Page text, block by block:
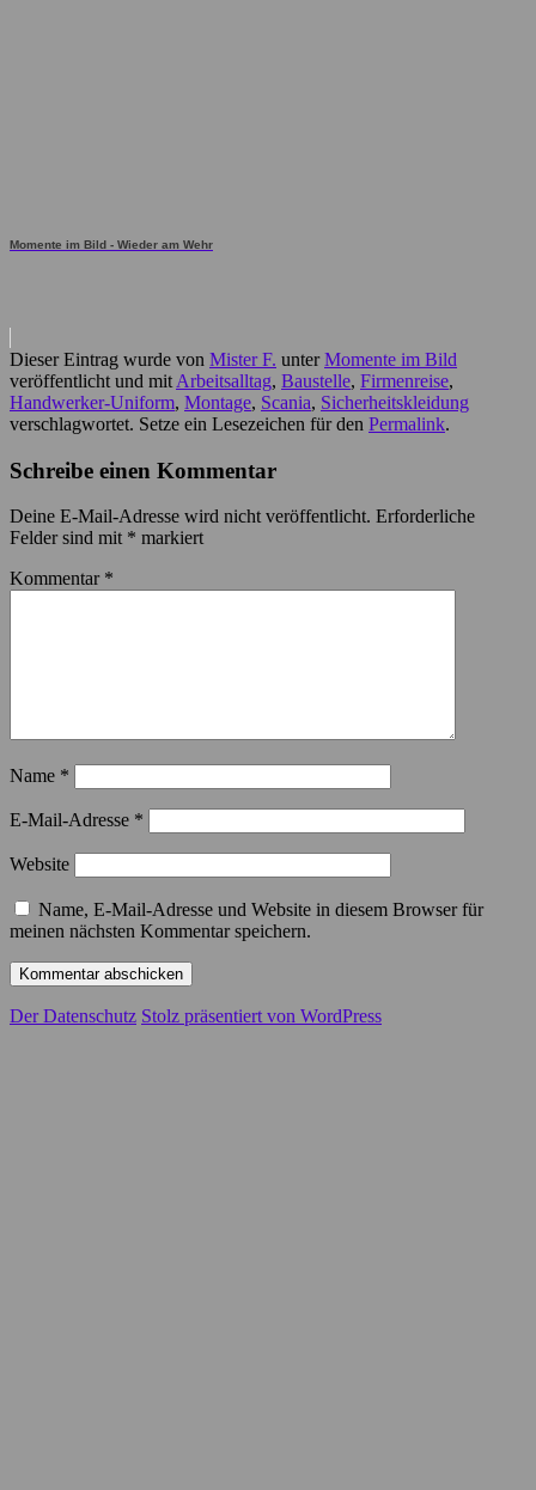
Momente im Bild - Wieder am Wehr
Dieser Eintrag wurde von Mister F. unterMomente im Bild
veröffentlicht und mit Arbeitsalltag, Baustelle, Firmenreise,
Handwerker-Uniform, Montage, Scania, Sicherheitskleidung
verschlagwortet. Setze ein Lesezeichen für den Permalink.
Schreibe einen Kommentar
Deine E-Mail-Adresse wird nicht veröffentlicht. Erforderliche
Felder sind mit * markiert
Kommentar *
Name *
E-Mail-Adresse *
Website
Name, E-Mail-Adresse und Website in diesem Browser für
meinen nächsten Kommentar speichern.
Der Datenschutz Stolz präsentiert von WordPress